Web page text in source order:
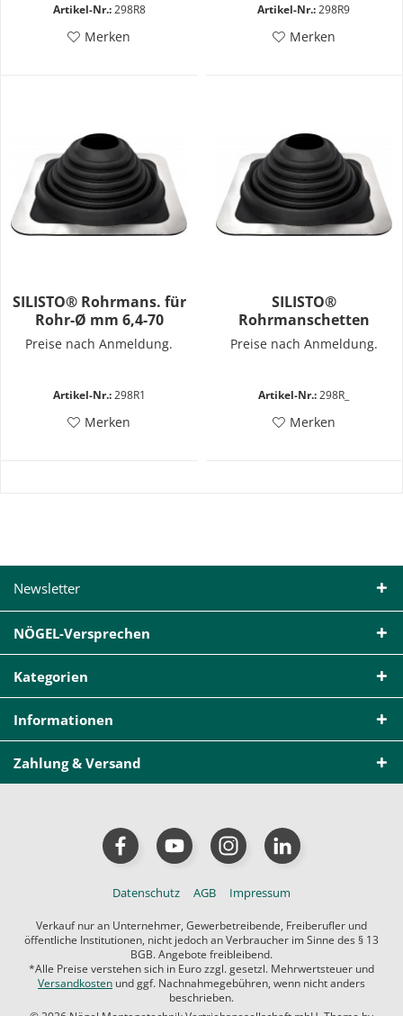
Artikel-Nr.:298R8
Merken
Artikel-Nr.:298R9
Merken
SILISTO® Rohrmans. für
Rohr-Ø mm 6,4-70
Preise nach Anmeldung.
Artikel-Nr.:298R1
Merken
SILISTO®
Rohrmanschetten
EPDEM
Preise nach Anmeldung.
Artikel-Nr.:298R_
Merken
Newsletter
NÖGEL-Versprechen
Kategorien
Informationen
Zahlung & Versand
Datenschutz AGB Impressum
Verkauf nur an Unternehmer, Gewerbetreibende, Freiberufler und
öffentliche Institutionen, nicht jedoch an Verbraucher im Sinne des § 13
BGB. Angebote freibleibend.
*Alle Preise verstehen sich in Euro zzgl. gesetzl. Mehrwertsteuer und
Versandkosten und ggf. Nachnahmegebühren, wenn nicht anders
beschrieben.